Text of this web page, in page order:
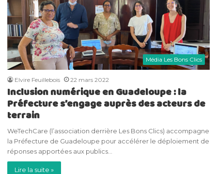
Média Les Bons Clics
Elvire Feuillebois 22 mars 2022
Inclusion numérique en Guadeloupe : la
Préfecture s’engage auprès des acteurs de
terrain
WeTechCare (l’association derrière Les Bons Clics) accompagne
la Préfecture de Guadeloupe pour accélérer le déploiement de
réponses apportées aux publics…
Lire la suite »